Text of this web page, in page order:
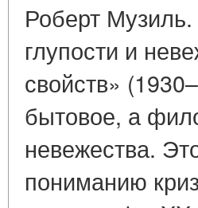
Роберт Музиль.
глупости и
свойств»
бытовое, а
невежества.
пониманию